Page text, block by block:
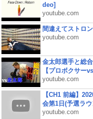
deo]
youtube.com
間違えてストロ
youtube.com
金太郎選手と総
【プロボクサー
youtube.com
【CH1 前編】
会第1日(予選ラ
youtube.com